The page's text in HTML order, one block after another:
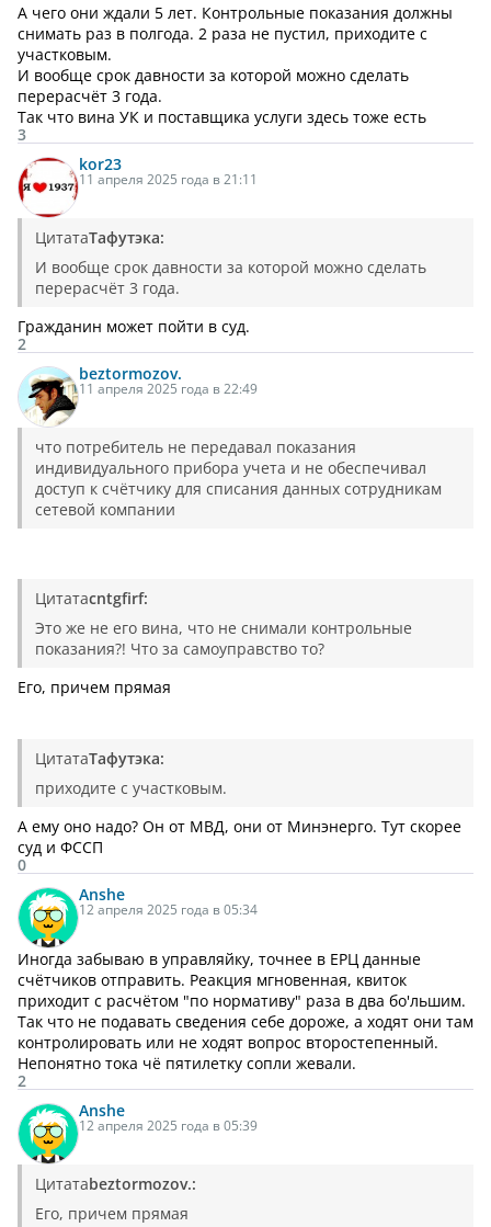
А чего они ждали 5 лет. Контрольные показания должны
снимать раз в полгода. 2 раза не пустил, приходите с
участковым.
И вообще срок давности за которой можно сделать
перерасчёт 3 года.
Так что вина УК и поставщика услуги здесь тоже есть
3
kor23
11 апреля 2025 года в 21:11
ЦитатаТафутэка:
И вообще срок давности за которой можно сделать
перерасчёт 3 года.
Гражданин может пойти в суд.
2
beztormozov.
11 апреля 2025 года в 22:49
что потребитель не передавал показания
индивидуального прибора учета и не обеспечивал
доступ к счётчику для списания данных сотрудникам
сетевой компании
Цитатаcntgfirf:
Это же не его вина, что не снимали контрольные
показания?! Что за самоуправство то?
Его, причем прямая
ЦитатаТафутэка:
приходите с участковым.
А ему оно надо? Он от МВД, они от Минэнерго. Тут скорее
суд и ФССП
0
Anshe
12 апреля 2025 года в 05:34
Иногда забываю в управляйку, точнее в ЕРЦ данные
счётчиков отправить. Реакция мгновенная, квиток
приходит с расчётом "по нормативу" раза в два бо'льшим.
Так что не подавать сведения себе дороже, а ходят они там
контролировать или не ходят вопрос второстепенный.
Непонятно тока чё пятилетку сопли жевали.
2
Anshe
12 апреля 2025 года в 05:39
Цитатаbeztormozov.:
Его, причем прямая